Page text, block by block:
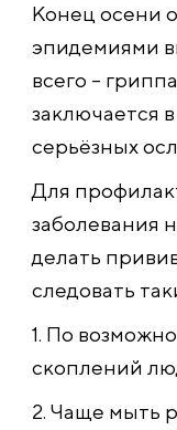
Конец осени
эпидемиями
всего –
заключается
серьёзных
Для
заболевания
делать
следовать
1. По
скоплений
2. Чаще мыть